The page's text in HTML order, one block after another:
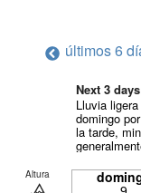
últimos 6
Next 3
Lluvia
domingo
la tarde,
Altura